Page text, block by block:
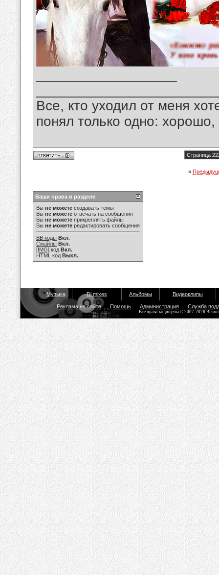
Все, кто уходил от меня
понял только одно:
Страница
«
Ваши права в разделе
Вы не можете создавать темы
Вы не можете отвечать на сообщения
Вы не можете прикреплять файлы
Вы не можете редактировать сообщения
BB коды Вкл.
Смайлы Вкл.
[IMG] код Вкл.
HTML код Выкл.
Музыка Dj mixes Альбомы Видеоклипы
Реклама на сайте Помощь Администрация Служба
Все права защищены © 2007-2026